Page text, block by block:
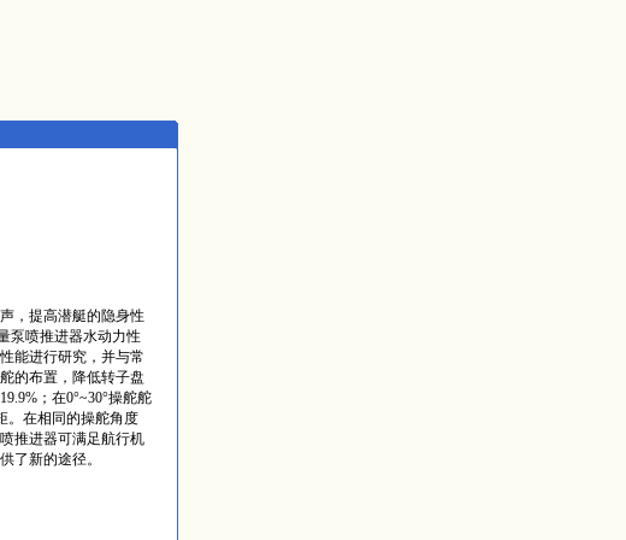
，提高潜艇的隐身性
泵喷推进器水动力性
能进行研究，并与常
的布置，降低转子盘
；在0°~30°操舵舵
。在相同的操舵角度
推进器可满足航行机
了新的途径。